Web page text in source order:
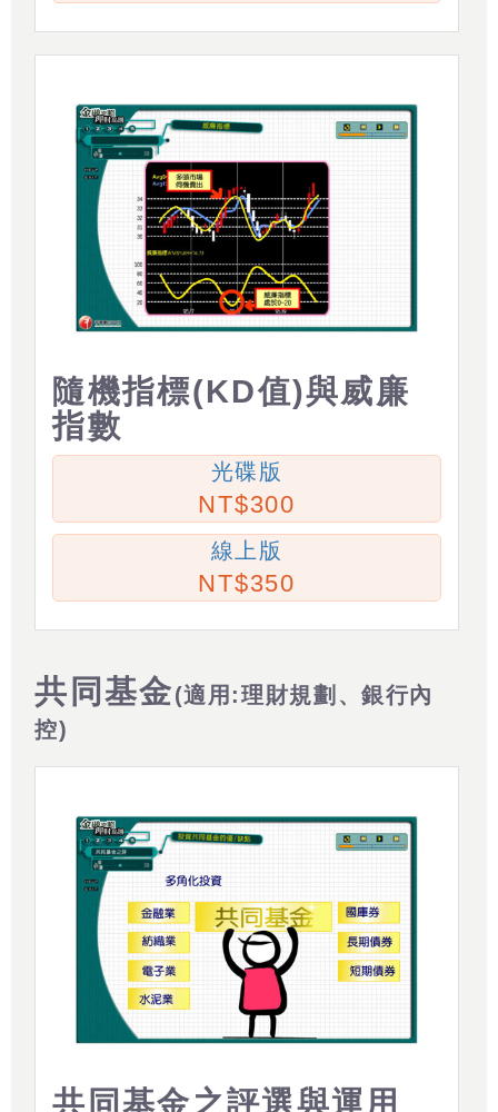
隨機指標(KD值)與威廉
指數
光碟版
300
線上版
350
共同基金(適用:理財規劃、銀行內
控)
共同基金之評選與運用